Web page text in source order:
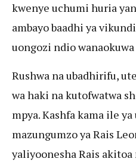
kwenye uchumi huria
ambayo baadhi ya
uongozi ndio
Rushwa na ubadhirifu,
wa haki na kutofwatwa
mpya. Kashfa kama ile
mazungumzo ya Rais
yaliyoonesha Rais akitoa